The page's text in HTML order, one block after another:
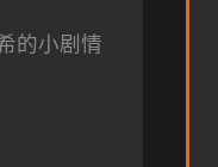
的小剧情